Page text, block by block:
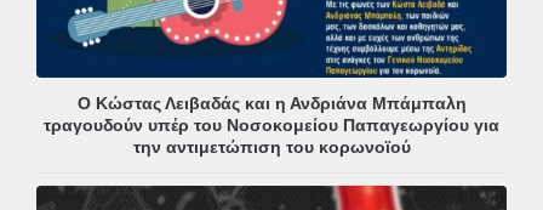
Ο Κώστας Λειβαδάς και η Ανδριάνα Μπάμπαλη
τραγουδούν υπέρ του Νοσοκομείου Παπαγεωργίου για
την αντιμετώπιση του κορωνοϊού